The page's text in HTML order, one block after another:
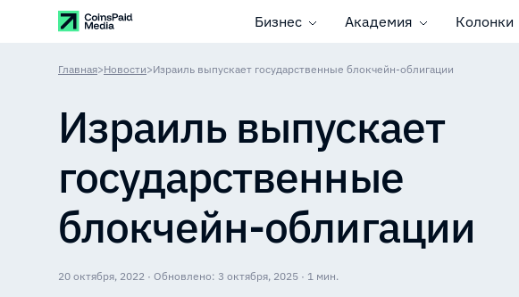
Бизнес Академия Колонки
Главная>Новости>Израиль выпускает государственные блокчейн-облигации
Израиль выпускает
государственные
блокчейн-облигации
20 октября, 2022 · Обновлено: 3 октября, 2025 · 1 мин.